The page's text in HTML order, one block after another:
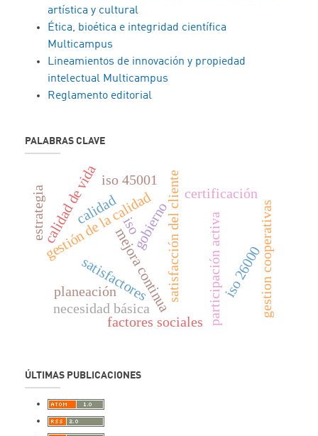
artística y cultural
Ética, bioética e integridad científica
Multicampus
Lineamientos de innovación y propiedad
intelectual Multicampus
Reglamento editorial
PALABRAS CLAVE
mejora continuasatisfacción del cliente
gestión de la calidad
necesidad básica
satisfactores
calidad de vida
factores sociales participación activa
certificación
iso 26000
estrategia calidad gobierno
iso
planeación
iso 45001
gestion cooperativas
ÚLTIMAS PUBLICACIONES